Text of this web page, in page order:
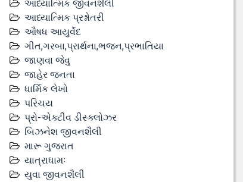
આધ્યાત્મિક જીવનશૈલી
આધ્યાત્મિક પ્રશ્નોતરી
ઔષધ આયુર્વેદ
ગીત,ગરબા,પ્રાર્થના,ભજન,પ્રભાતિયા
જાણવા જેવુ
જાહેર જનતા
ધાર્મિક લેખો
પરિચય
પ્રો-એક્ટીવ ડીસ્‍ક્લોઝર
બિઝનેશ જીવનશૈલી
મારૂ ગુજરાત
યાત્રાધામઃ
યુવા જીવનશૈલી